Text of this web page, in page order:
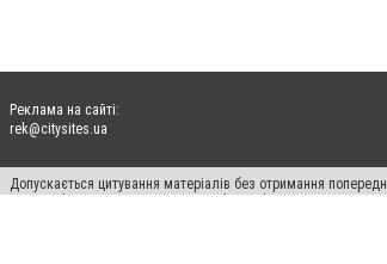
Реклама на сайті:
rek@citysites.ua
Допускається цитування матеріалів без отримання
систем гіперпосилання на цитовані статті не нижче